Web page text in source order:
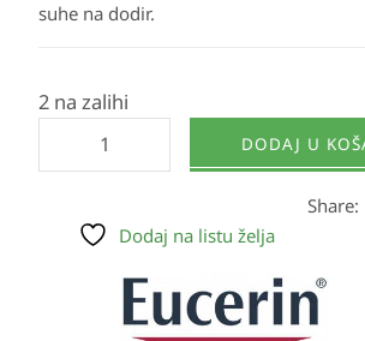
suhe na dodir.
2 na zalihi
DODAJ U
Share:
Dodaj na listu želja